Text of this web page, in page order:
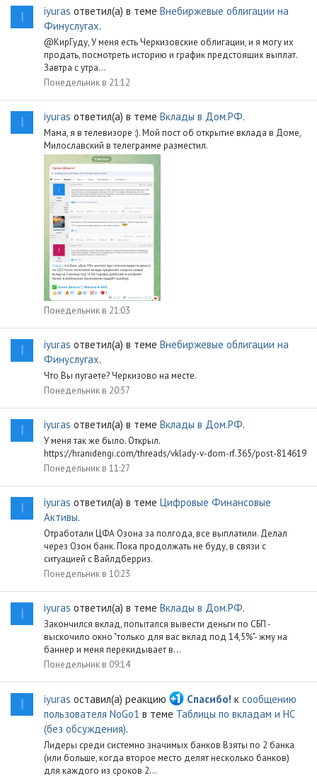
I iyuras ответил(а) в теме Внебиржевые облигации на
Финуслугах.
@КирГуду, У меня есть Черкизовские облигации, и я могу их
продать, посмотреть историю и график предстоящих выплат.
Завтра с утра...
Понедельник в 21:12
I iyuras ответил(а) в теме Вклады в Дом.РФ.
Мама, я в телевизоре :). Мой пост об открытие вклада в Доме,
Милославский в телеграмме разместил.
Понедельник в 21:03
I iyuras ответил(а) в теме Внебиржевые облигации на
Финуслугах.
Что Вы пугаете? Черкизово на месте.
Понедельник в 20:57
I iyuras ответил(а) в теме Вклады в Дом.РФ.
У меня так же было. Открыл.
https://hranidengi.com/threads/vklady-v-dom-rf.365/post-814619
Понедельник в 11:27
I iyuras ответил(а) в теме Цифровые Финансовые
Активы.
Отработали ЦФА Озона за полгода, все выплатили. Делал
через Озон банк. Пока продолжать не буду, в связи с
ситуацией с Вайлдберриз.
Понедельник в 10:23
I iyuras ответил(а) в теме Вклады в Дом.РФ.
Закончился вклад, попытался вывести деньги по СБП -
выскочило окно "только для вас вклад под 14,5%"- жму на
баннер и меня перекидывает в...
Понедельник в 09:14
I iyuras оставил(а) реакцию Спасибо! к сообщению
пользователя NoGo1 в теме Таблицы по вкладам и НС
(без обсуждения).
Лидеры среди системно значимых банков Взяты по 2 банка
(или больше, когда второе место делят несколько банков)
для каждого из сроков 2...